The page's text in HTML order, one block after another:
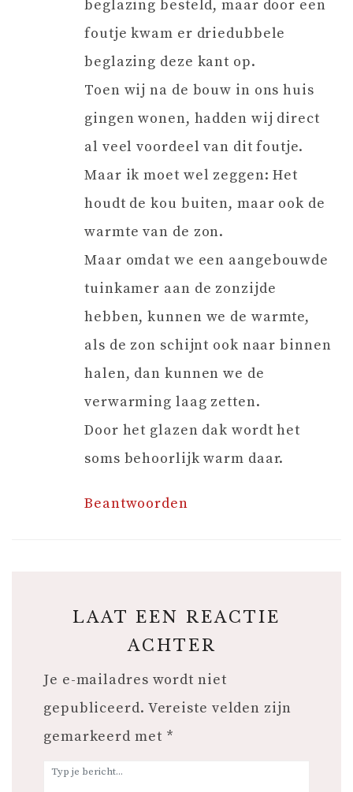
beglazing besteld, maar door een
foutje kwam er driedubbele
beglazing deze kant op.
Toen wij na de bouw in ons huis
gingen wonen, hadden wij direct
al veel voordeel van dit foutje.
Maar ik moet wel zeggen: Het
houdt de kou buiten, maar ook de
warmte van de zon.
Maar omdat we een aangebouwde
tuinkamer aan de zonzijde
hebben, kunnen we de warmte,
als de zon schijnt ook naar binnen
halen, dan kunnen we de
verwarming laag zetten.
Door het glazen dak wordt het
soms behoorlijk warm daar.
Beantwoorden
LAAT EEN REACTIE
ACHTER
Je e-mailadres wordt niet
gepubliceerd. Vereiste velden zijn
gemarkeerd met *